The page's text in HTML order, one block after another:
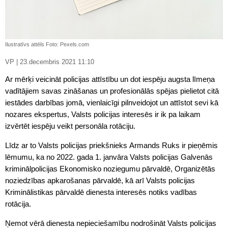
Ilustratīvs attēls Foto: Pexels.com
VP | 23.decembris 2021 11:10
Ar mērķi veicināt policijas attīstību un dot iespēju augsta līmeņa
vadītājiem savas zināšanas un profesionālās spējas pielietot citā
iestādes darbības jomā, vienlaicīgi pilnveidojot un attīstot sevi kā
nozares ekspertus, Valsts policijas interesēs ir ik pa laikam
izvērtēt iespēju veikt personāla rotāciju.
Līdz ar to Valsts policijas priekšnieks Armands Ruks ir pieņēmis
lēmumu, ka no 2022. gada 1. janvāra Valsts policijas Galvenās
kriminālpolicijas Ekonomisko noziegumu pārvaldē, Organizētās
noziedzības apkarošanas pārvaldē, kā arī Valsts policijas
Kriminālistikas pārvaldē dienesta interesēs notiks vadības
rotācija.
Ņemot vērā dienesta nepieciešamību nodrošināt Valsts policijas